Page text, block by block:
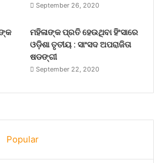
September 26, 2020
ମହିଳାଙ୍କ ପ୍ରତି ହେଉଥିବା ହିଂସାରେ
ଓଡ଼ିଶା ତୃତୀୟ : ସାଂସଦ ଅପରାଜିତା
ଷଡଙ୍ଗୀ
September 22, 2020
Popular